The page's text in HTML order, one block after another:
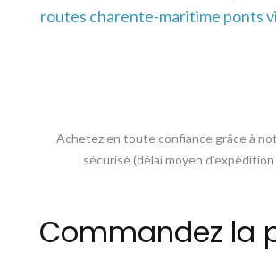
routes charente-maritime ponts
Achetez en toute confiance grâce à
sécurisé (délai moyen
Commandez la